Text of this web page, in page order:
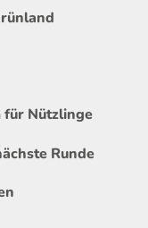
für Nützlinge
Runde